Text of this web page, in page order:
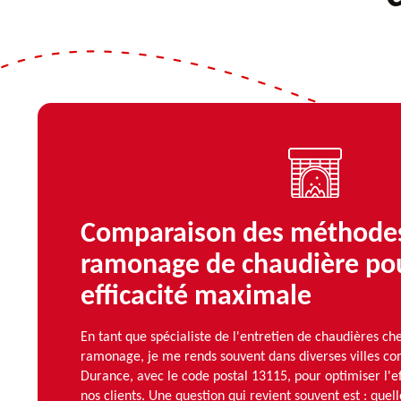
Comparaison des
ramonage de chaudière
efficacité maximale
En tant que spécialiste de l'entretien de chaudières
ramonage, je me rends souvent dans diverses villes
Durance, avec le code postal 13115, pour optimiser
nos clients. Une question qui revient souvent est :